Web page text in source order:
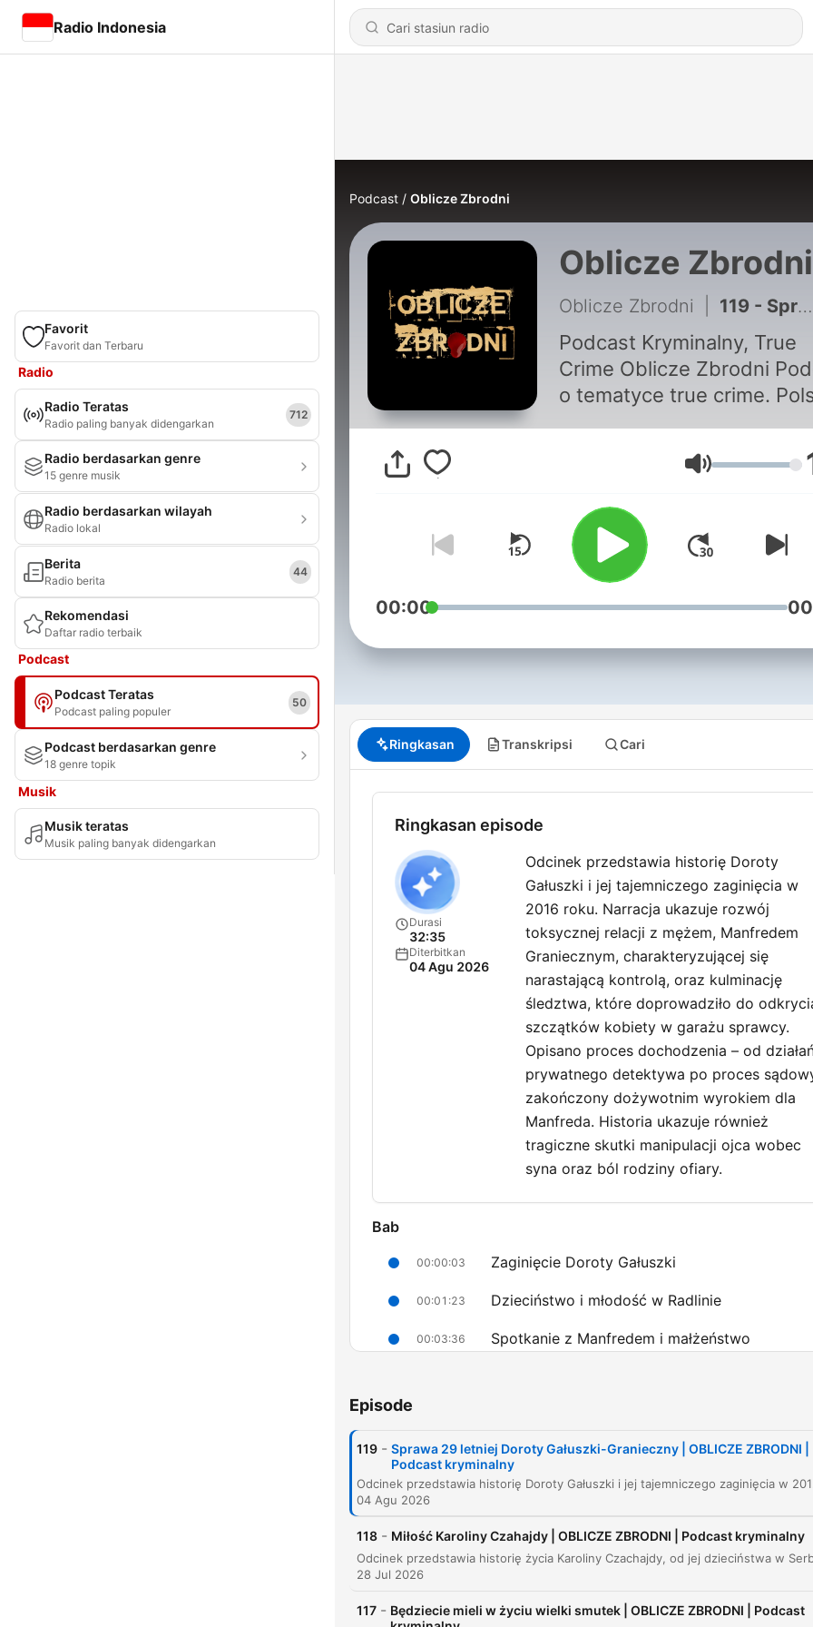
Radio Indonesia
Favorit
Favorit dan Terbaru
Radio
Radio Teratas
Radio paling banyak didengarkan
712
Radio berdasarkan genre
15 genre musik
Radio berdasarkan wilayah
Radio lokal
Berita
Radio berita
44
Rekomendasi
Daftar radio terbaik
Podcast
Podcast Teratas
Podcast paling populer
50
Podcast berdasarkan genre
18 genre topik
Musik
Musik teratas
Musik paling banyak didengarkan
Podcast Oblicze Zbrodni
Oblicze Zbrodni
Oblicze Zbrodni 119 - Sprawa 29 letniej Doroty Gałuszki-Granieczny | OBLICZE ZBRODNI | Podcast kryminalny
Podcast Kryminalny, True
Crime Oblicze Zbrodni Podcast
o tematyce true crime.
nieprzeciętna narracja,
rozbudzi Waszą
zbrodni. Współpraca:
obliczezbrodni@gmail.com
Volume
00:00
Ringkasan Transkripsi Cari
Ringkasan episode
Durasi
32:35
Diterbitkan
04 Agu 2026
Odcinek przedstawia historię Doroty
Gałuszki i jej tajemniczego zaginięcia w
2016 roku. Narracja ukazuje rozwój
toksycznej relacji z mężem, Manfredem
Graniecznym, charakteryzującej się
narastającą kontrolą, oraz kulminację
śledztwa, które doprowadziło do
szczątków kobiety w garażu sprawcy.
Opisano proces dochodzenia – od
prywatnego detektywa po proces
zakończony dożywotnim wyrokiem dla
Manfreda. Historia ukazuje również
tragiczne skutki manipulacji ojca wobec
syna oraz ból rodziny ofiary.
Bab
00:00:03 Zaginięcie Doroty Gałuszki
00:01:23 Dzieciństwo i młodość w Radlinie
00:03:36 Spotkanie z Manfredem i małżeństwo
00:13:37 Ostatnie dni przed zaginięciem
00:14:25 Okoliczności zniknięcia i reakcja policji
00:19:28 Intensywne poszukiwania i śledztwo
00:22:41 Działania detektywa i odkrycie prawdy
00:27:50 Wyrok i tragiczne skutki dla rodziny
Episode
119 - Sprawa 29 letniej Doroty Gałuszki-Granieczny | OBLICZE ZBRODNI |
Podcast kryminalny
04 Agu 2026
118 - Miłość Karoliny Czahajdy | OBLICZE ZBRODNI | Podcast kryminalny
28 Jul 2026
117 - Będziecie mieli w życiu wielki smutek | OBLICZE ZBRODNI | Podcast